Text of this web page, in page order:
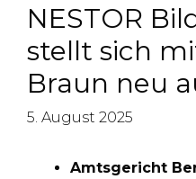
NESTOR
stellt sich
Braun neu
5. August 2025
Amtsgericht